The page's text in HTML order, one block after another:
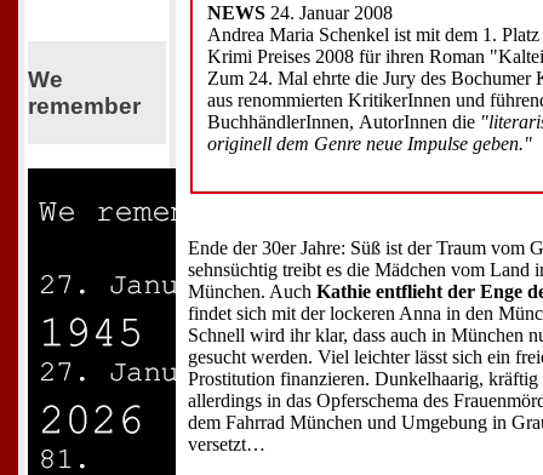
We
remember
NEWS 24. Januar 2008
Andrea Maria Schenkel ist mit dem 1.
Krimi Preises 2008 für ihren Roman
Zum 24. Mal ehrte die Jury des Bochumer
aus renommierten KritikerInnen und
BuchhändlerInnen, AutorInnen die
originell dem Genre neue Impulse geben."
Ende der 30er Jahre: Süß ist der Traum vom
sehnsüchtig treibt es die Mädchen vom Land
München. Auch Kathie entflieht der Enge
findet sich mit der lockeren Anna in den
Schnell wird ihr klar, dass auch in München
gesucht werden. Viel leichter lässt sich ein
Prostitution finanzieren. Dunkelhaarig, kräftig
allerdings in das Opferschema des
dem Fahrrad München und Umgebung in
versetzt…